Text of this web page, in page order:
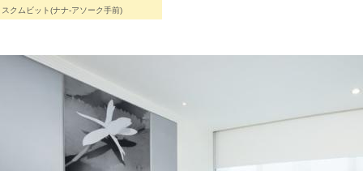
スクムビット(ナナ-アソーク手前)